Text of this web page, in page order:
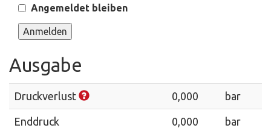
Angemeldet bleiben
Ausgabe
Druckverlust 0,000 bar
Enddruck 0,000 bar